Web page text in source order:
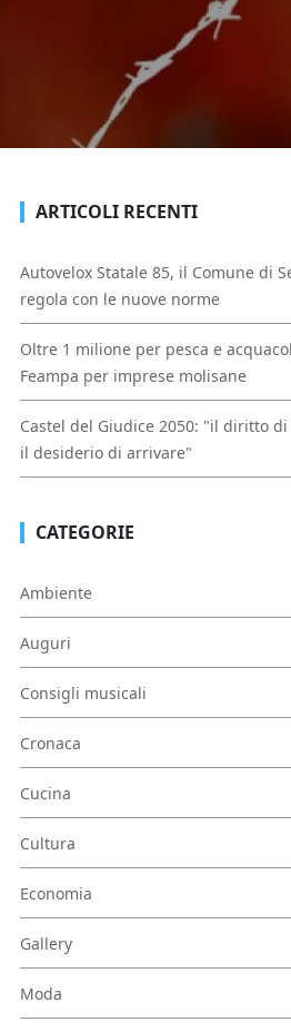
ARTICOLI RECENTI
Autovelox Statale 85, il Comune di
regola con le nuove norme
Oltre 1 milione per pesca e
Feampa per imprese molisane
Castel del Giudice 2050: "il diritto
il desiderio di arrivare"
CATEGORIE
Ambiente
Auguri
Consigli musicali
Cronaca
Cucina
Cultura
Economia
Gallery
Moda